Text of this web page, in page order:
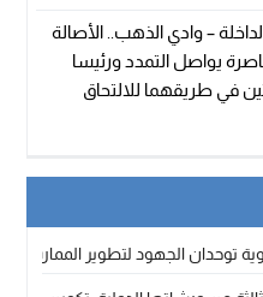
– وادي الذهب.. الأصالة
يواصل التمدد ورئيسا
في طريقهما للالتحاق
توحدان الجهود لتطوير الممارسة